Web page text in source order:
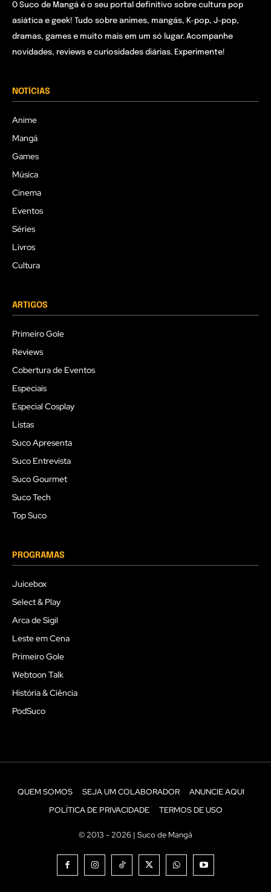
O Suco de Mangá é o seu portal definitivo sobre cultura pop
asiática e geek! Tudo sobre animes, mangás, K-pop, J-pop,
dramas, games e muito mais em um só lugar. Acompanhe
novidades, reviews e curiosidades diárias. Experimente!
NOTÍCIAS
Anime
Mangá
Games
Música
Cinema
Eventos
Séries
Livros
Cultura
ARTIGOS
Primeiro Gole
Reviews
Cobertura de Eventos
Especiais
Especial Cosplay
Listas
Suco Apresenta
Suco Entrevista
Suco Gourmet
Suco Tech
Top Suco
PROGRAMAS
Juicebox
Select & Play
Arca de Sigil
Leste em Cena
Primeiro Gole
Webtoon Talk
História & Ciência
PodSuco
QUEM SOMOS SEJA UM COLABORADOR
ANUNCIE AQUI
POLÍTICA DE PRIVACIDADE
TERMOS DE USO
© 2013 - 2026 | Suco de Mangá